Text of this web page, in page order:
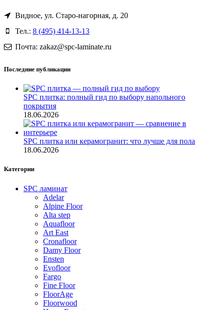
Видное, ул. Старо-нагорная, д. 20
Тел.: 8 (495) 414-13-13
Почта: zakaz@spc-laminate.ru
Последние публикации
SPC плитка: полный гид по выбору напольного
покрытия
18.06.2026
SPC плитка или керамогранит: что лучше для пола
18.06.2026
Категории
SPC ламинат
Adelar
Alpine Floor
Alta step
Aquafloor
Art East
Cronafloor
Damy Floor
Ensten
Evofloor
Fargo
Fine Floor
FloorAge
Floorwood